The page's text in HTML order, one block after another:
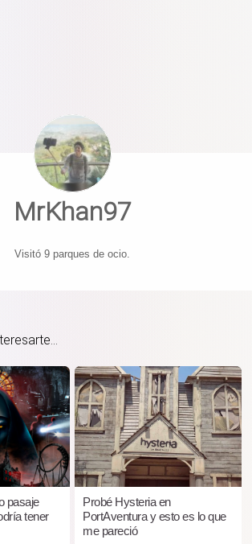
MrKhan97
Visitó 9 parques de ocio.
pasaje
tener
Probé Hysteria en
PortAventura y esto es lo que
me pareció